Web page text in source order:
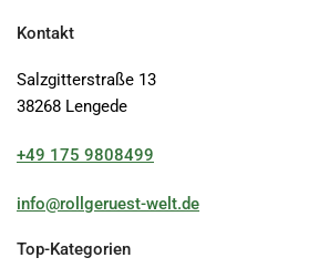
Kontakt
Salzgitterstraße 13
38268 Lengede
+49 175 9808499
info@rollgeruest-welt.de
Top-Kategorien